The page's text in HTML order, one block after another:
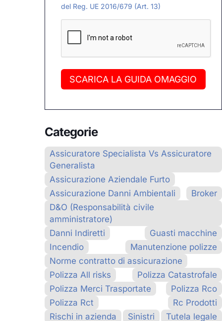
del Reg. UE 2016/679 (Art. 13)
SCARICA LA GUIDA OMAGGIO
Categorie
Assicuratore Specialista Vs Assicuratore
Generalista
Assicurazione Aziendale Furto
Assicurazione Danni Ambientali
Broker
D&O (Responsabilità civile
amministratore)
Danni Indiretti
Guasti macchine
Incendio
Manutenzione polizze
Norme contratto di assicurazione
Polizza All risks
Polizza Catastrofale
Polizza Merci Trasportate
Polizza Rco
Polizza Rct
Rc Prodotti
Rischi in azienda
Sinistri Tutela legale